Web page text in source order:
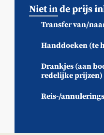
Niet in de prijs
Transfer van/
Handdoeken (te
Drankjes (aan
redelijke prijzen)
Reis-/